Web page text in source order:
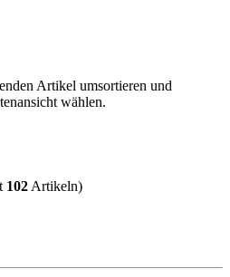
Artikel umsortieren und
wählen.
102 Artikeln)